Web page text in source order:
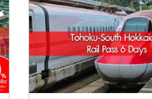
Express, Fujisan View Express
Tozan Densha ต้องเสียค่าใช้จ่
GALA Yuzawa Station ใช้ได้เฉ
GALA Yuzawa Snow Resort
* ไม่สามารถใช้พาสกับรถบัส JR ได้ 💺
จองที่นั่ง * หากใช้ที่นั่งสำรองบน Shinkansen
หรือ limited express ต้องมีตั๋ว